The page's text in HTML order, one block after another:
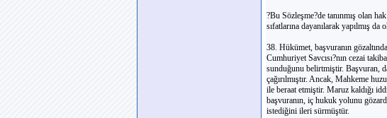
?Bu Sözleşme?de tanınmış olan
sıfatlarına dayanılarak yapılmış
38. Hükümet, başvuranın
Cumhuriyet Savcısı?nın cezai
sunduğunu belirtmiştir. Başvuran,
çağırılmıştır. Ancak, Mahkeme
ile beraat etmiştir. Maruz kaldığı
başvuranın, iç hukuk yolunu
istediğini ileri sürmüştür.